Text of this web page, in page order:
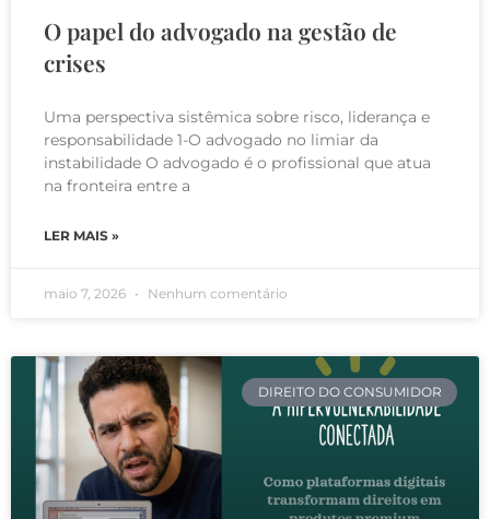
O papel do advogado na gestão de
crises
Uma perspectiva sistêmica sobre risco, liderança e
responsabilidade 1-O advogado no limiar da
instabilidade O advogado é o profissional que atua
na fronteira entre a
LER MAIS »
maio 7, 2026 Nenhum comentário
DIREITO DO CONSUMIDOR